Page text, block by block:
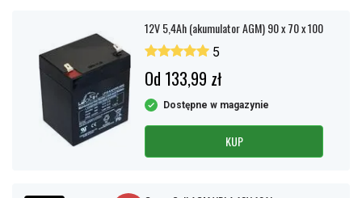
12V 5,4Ah (akumulator AGM) 90 x 70 x 100
5
Od 133,99 zł
Dostępne w magazynie
KUP